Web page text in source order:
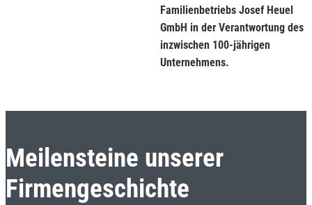
Familienbetriebs Josef Heuel
GmbH in der Verantwortung des
inzwischen 100-jährigen
Unternehmens.
Meilensteine unserer
Firmengeschichte